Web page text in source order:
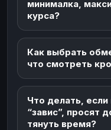
минималка,
курса?
Как выбрать
что смотреть
Что делать,
“завис”, просят
тянуть время?